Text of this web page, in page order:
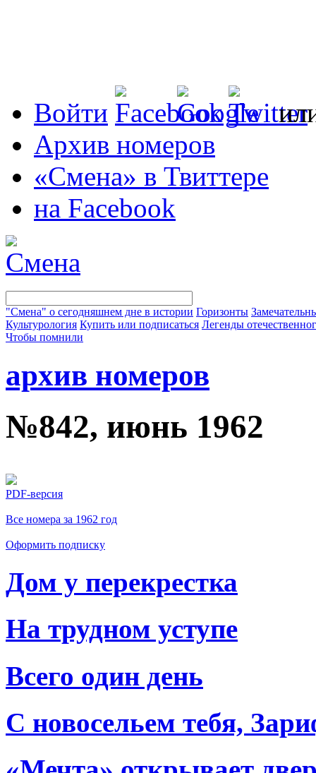
Войти
Архив номеров
«Смена» в Твиттере
на Facebook
"Смена" о сегодняшнем дне в истории Горизонты
Культурология Купить или подписаться Легенды
Чтобы помнили
архив номеров
№842, июнь 1962
PDF-версия
Все номера за 1962 год
Оформить подписку
Дом у перекрестка
На трудном уступе
Всего один день
С новосельем тебя,